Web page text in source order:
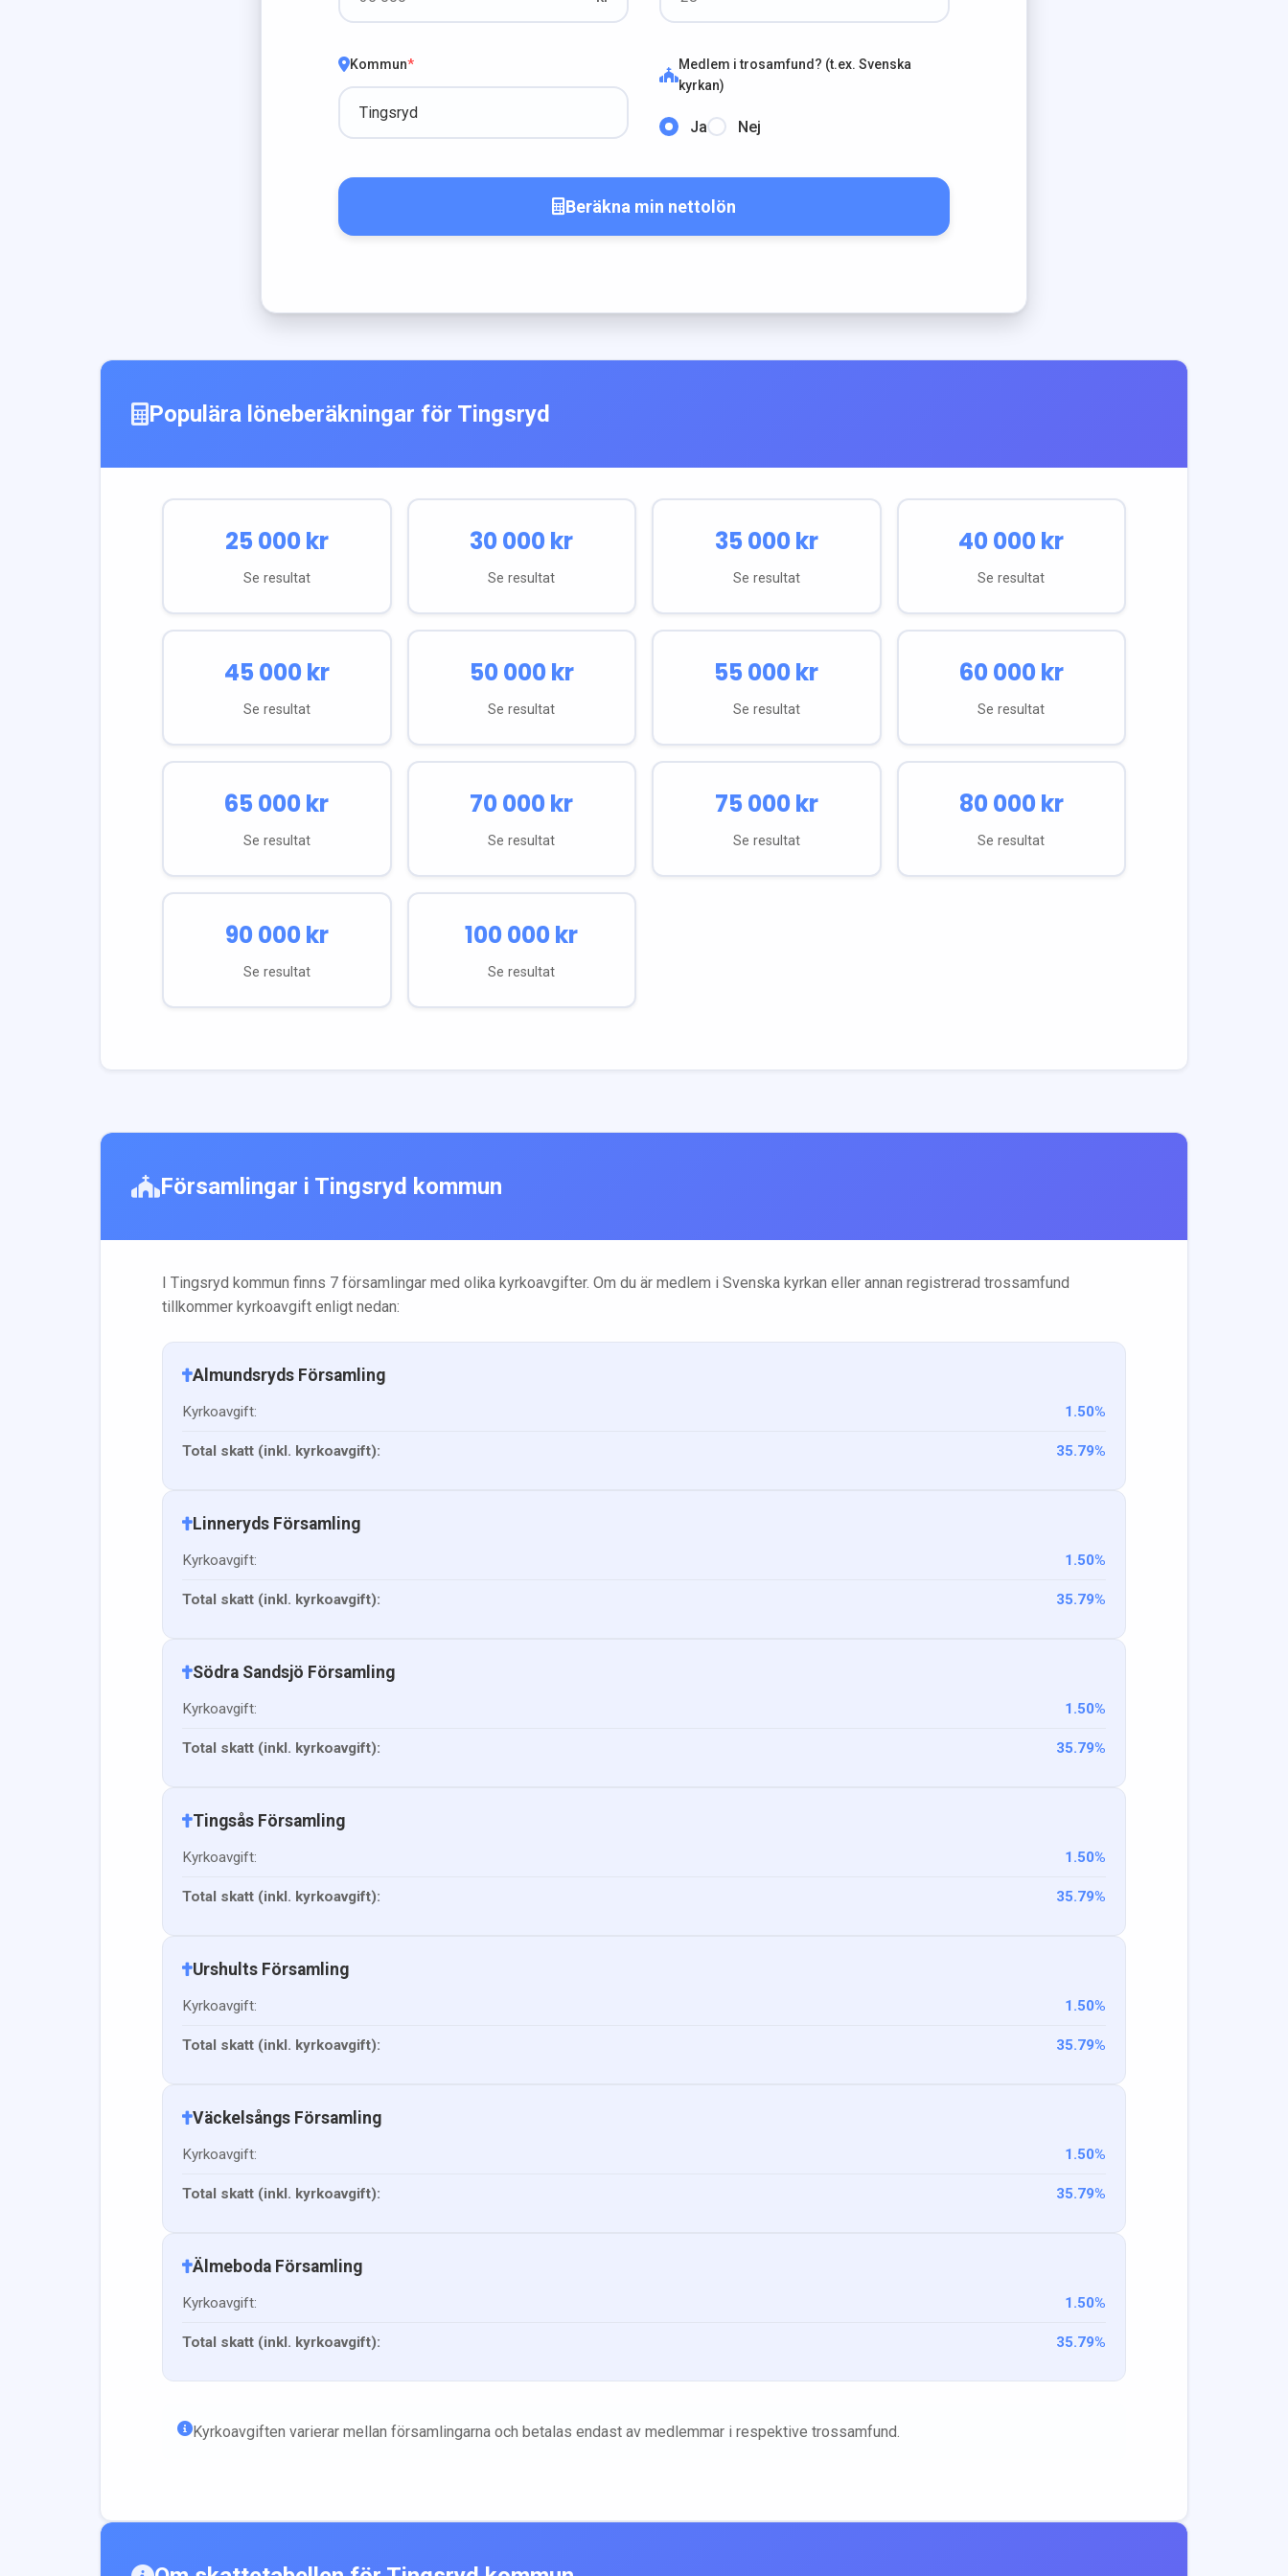
Kommun*
Medlem i trosamfund? (t.ex. Svenska
kyrkan)
Ja Nej
Beräkna min nettolön
Populära löneberäkningar för Tingsryd
25 000kr
Se resultat
30 000kr
Se resultat
35 000kr
Se resultat
40 000kr
Se resultat
45 000kr
Se resultat
50 000kr
Se resultat
55 000kr
Se resultat
60 000kr
Se resultat
65 000kr
Se resultat
70 000kr
Se resultat
75 000kr
Se resultat
80 000kr
Se resultat
90 000kr
Se resultat
100 000kr
Se resultat
Församlingar i Tingsryd kommun
I Tingsryd kommun finns 7 församlingar med olika kyrkoavgifter. Om du är medlem i Svenska kyrkan eller annan registrerad trossamfund
tillkommer kyrkoavgift enligt nedan:
Almundsryds Församling
Kyrkoavgift: 1.50%
Total skatt (inkl. kyrkoavgift): 35.79%
Linneryds Församling
Kyrkoavgift: 1.50%
Total skatt (inkl. kyrkoavgift): 35.79%
Södra Sandsjö Församling
Kyrkoavgift: 1.50%
Total skatt (inkl. kyrkoavgift): 35.79%
Tingsås Församling
Kyrkoavgift: 1.50%
Total skatt (inkl. kyrkoavgift): 35.79%
Urshults Församling
Kyrkoavgift: 1.50%
Total skatt (inkl. kyrkoavgift): 35.79%
Väckelsångs Församling
Kyrkoavgift: 1.50%
Total skatt (inkl. kyrkoavgift): 35.79%
Älmeboda Församling
Kyrkoavgift: 1.50%
Total skatt (inkl. kyrkoavgift): 35.79%
Kyrkoavgiften varierar mellan församlingarna och betalas endast av medlemmar i respektive trossamfund.